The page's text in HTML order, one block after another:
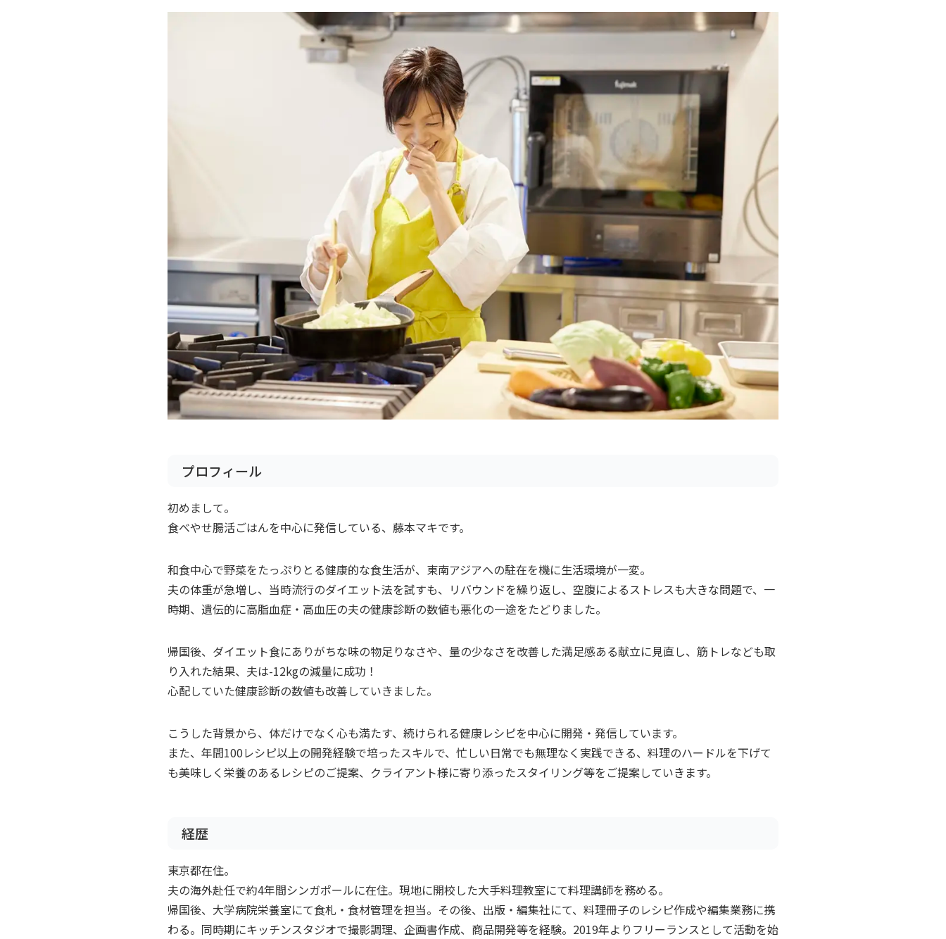
プロフィール
初めまして。
食べやせ腸活ごはんを中心に発信している、藤本マキです。
和食中心で野菜をたっぷりとる健康的な食生活が、東南アジアへの駐在を機に生活環境が一変。
夫の体重が急増し、当時流行のダイエット法を試すも、リバウンドを繰り返し、空腹によるストレスも大きな問題で、一
時期、遺伝的に高脂血症・高血圧の夫の健康診断の数値も悪化の一途をたどりました。
帰国後、ダイエット食にありがちな味の物足りなさや、量の少なさを改善した満足感ある献立に見直し、筋トレなども取
り入れた結果、夫は-12kgの減量に成功！
心配していた健康診断の数値も改善していきました。
こうした背景から、体だけでなく心も満たす、続けられる健康レシピを中心に開発・発信しています。
また、年間100レシピ以上の開発経験で培ったスキルで、忙しい日常でも無理なく実践できる、料理のハードルを下げて
も美味しく栄養のあるレシピのご提案、クライアント様に寄り添ったスタイリング等をご提案していきます。
経歴
東京都在住。
夫の海外赴任で約4年間シンガポールに在住。現地に開校した大手料理教室にて料理講師を務める。
帰国後、大学病院栄養室にて食札・食材管理を担当。その後、出版・編集社にて、料理冊子のレシピ作成や編集業務に携
わる。同時期にキッチンスタジオで撮影調理、企画書作成、商品開発等を経験。2019年よりフリーランスとして活動を始